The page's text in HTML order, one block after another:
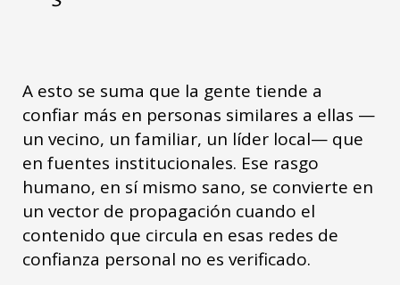
A esto se suma que la gente tiende a
confiar más en personas similares a ellas —
un vecino, un familiar, un líder local— que
en fuentes institucionales. Ese rasgo
humano, en sí mismo sano, se convierte en
un vector de propagación cuando el
contenido que circula en esas redes de
confianza personal no es verificado.